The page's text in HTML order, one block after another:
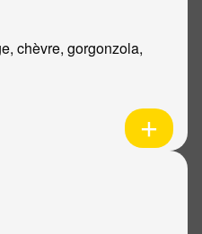
chèvre, gorgonzola,